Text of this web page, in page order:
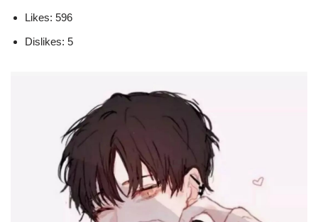
Likes: 596
Dislikes: 5